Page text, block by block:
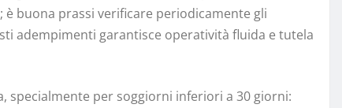
buona prassi verificare periodicamente gli
adempimenti garantisce operatività fluida e tutela
specialmente per soggiorni inferiori a 30 giorni: